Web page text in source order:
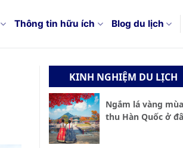
Thông tin hữu ích Blog du lịch
KINH NGHIỆM DU LỊCH
Ngắm lá vàng mùa
thu Hàn Quốc ở